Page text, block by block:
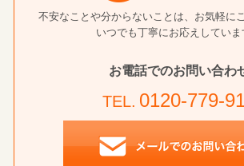
不安なことや分からないことは、お気軽に
いつでも丁寧にお応えしていま
お電話でのお問い合わ
TEL. 0120-779-